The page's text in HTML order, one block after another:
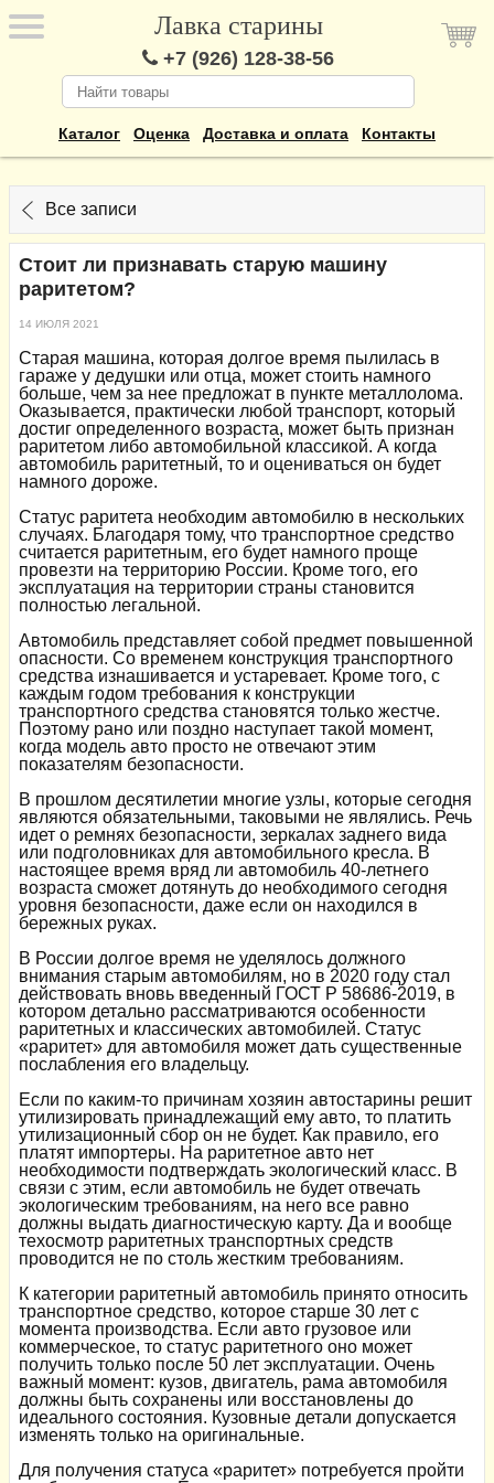
Лавка старины
+7 (926) 128-38-56
Каталог Оценка Доставка и оплата Контакты
Все записи
Стоит ли признавать старую машину
раритетом?
14 ИЮЛЯ 2021
Старая машина, которая долгое время пылилась в
гараже у дедушки или отца, может стоить намного
больше, чем за нее предложат в пункте металлолома.
Оказывается, практически любой транспорт, который
достиг определенного возраста, может быть признан
раритетом либо автомобильной классикой. А когда
автомобиль раритетный, то и оцениваться он будет
намного дороже.
Статус раритета необходим автомобилю в нескольких
случаях. Благодаря тому, что транспортное средство
считается раритетным, его будет намного проще
провезти на территорию России. Кроме того, его
эксплуатация на территории страны становится
полностью легальной.
Автомобиль представляет собой предмет повышенной
опасности. Со временем конструкция транспортного
средства изнашивается и устаревает. Кроме того, с
каждым годом требования к конструкции
транспортного средства становятся только жестче.
Поэтому рано или поздно наступает такой момент,
когда модель авто просто не отвечают этим
показателям безопасности.
В прошлом десятилетии многие узлы, которые сегодня
являются обязательными, таковыми не являлись. Речь
идет о ремнях безопасности, зеркалах заднего вида
или подголовниках для автомобильного кресла. В
настоящее время вряд ли автомобиль 40-летнего
возраста сможет дотянуть до необходимого сегодня
уровня безопасности, даже если он находился в
бережных руках.
В России долгое время не уделялось должного
внимания старым автомобилям, но в 2020 году стал
действовать вновь введенный ГОСТ Р 58686-2019, в
котором детально рассматриваются особенности
раритетных и классических автомобилей. Статус
«раритет» для автомобиля может дать существенные
послабления его владельцу.
Если по каким-то причинам хозяин автостарины решит
утилизировать принадлежащий ему авто, то платить
утилизационный сбор он не будет. Как правило, его
платят импортеры. На раритетное авто нет
необходимости подтверждать экологический класс. В
связи с этим, если автомобиль не будет отвечать
экологическим требованиям, на него все равно
должны выдать диагностическую карту. Да и вообще
техосмотр раритетных транспортных средств
проводится не по столь жестким требованиям.
К категории раритетный автомобиль принято относить
транспортное средство, которое старше 30 лет с
момента производства. Если авто грузовое или
коммерческое, то статус раритетного оно может
получить только после 50 лет эксплуатации. Очень
важный момент: кузов, двигатель, рама автомобиля
должны быть сохранены или восстановлены до
идеального состояния. Кузовные детали допускается
изменять только на оригинальные.
Для получения статуса «раритет» потребуется пройти